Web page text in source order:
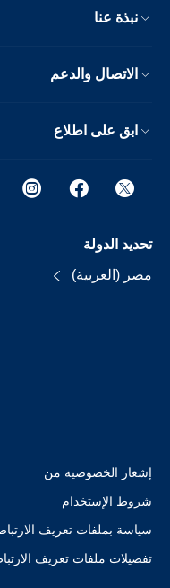
نبذة عنا
الاتصال والدعم
ابق على اطلاع
تحديد الدولة
مصر (العربية)
إشعار الخصوصية من
شروط الإستخدام
سياسة بملفات تعريف الارتباط
تفضيلات ملفات تعريف الارتباط